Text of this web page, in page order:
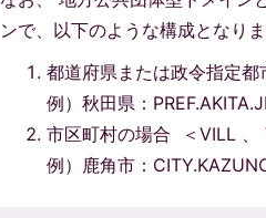
ンで、以下のような構成となりま
都道府県または政令指定
例）秋田県：
市区町村の場合 ＜VILL 、
例）鹿角市：